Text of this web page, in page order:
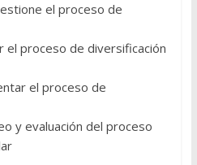
el proceso de
el proceso de diversificación
el proceso de
y evaluación del proceso